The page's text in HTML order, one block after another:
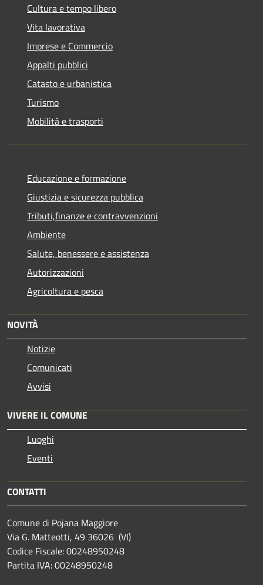
Cultura e tempo libero
Vita lavorativa
Imprese e Commercio
Appalti pubblici
Catasto e urbanistica
Turismo
Mobilità e trasporti
Educazione e formazione
Giustizia e sicurezza pubblica
Tributi,finanze e contravvenzioni
Ambiente
Salute, benessere e assistenza
Autorizzazioni
Agricoltura e pesca
NOVITÀ
Notizie
Comunicati
Avvisi
VIVERE IL COMUNE
Luoghi
Eventi
CONTATTI
Comune di Pojana Maggiore
Via G. Matteotti, 49 36026 (VI)
Codice Fiscale: 00248950248
Partita IVA: 00248950248